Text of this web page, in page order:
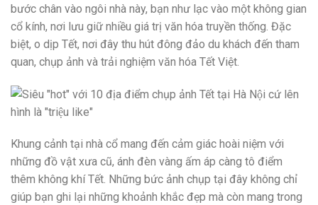
bước chân vào ngôi nhà này, bạn như lạc vào một không gian
cổ kính, nơi lưu giữ nhiều giá trị văn hóa truyền thống. Đặc
biệt, o dịp Tết, nơi đây thu hút đông đảo du khách đến tham
quan, chụp ảnh và trải nghiệm văn hóa Tết Việt.
Khung cảnh tại nhà cổ mang đến cảm giác hoài niệm với
những đồ vật xưa cũ, ánh đèn vàng ấm áp càng tô điểm
thêm không khí Tết. Những bức ảnh chụp tại đây không chỉ
giúp bạn ghi lại những khoảnh khắc đẹp mà còn mang trong